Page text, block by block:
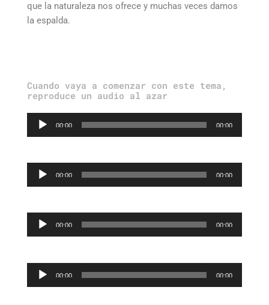
que la naturaleza nos ofrece y muchas veces damos
la espalda.
Cuando vaya a comenzar con este tema,
reproduce un audio al azar
Reproductor
00:00 00:00
Reproductor
00:00 00:00
Reproductor
00:00 00:00
Reproductor
00:00 00:00